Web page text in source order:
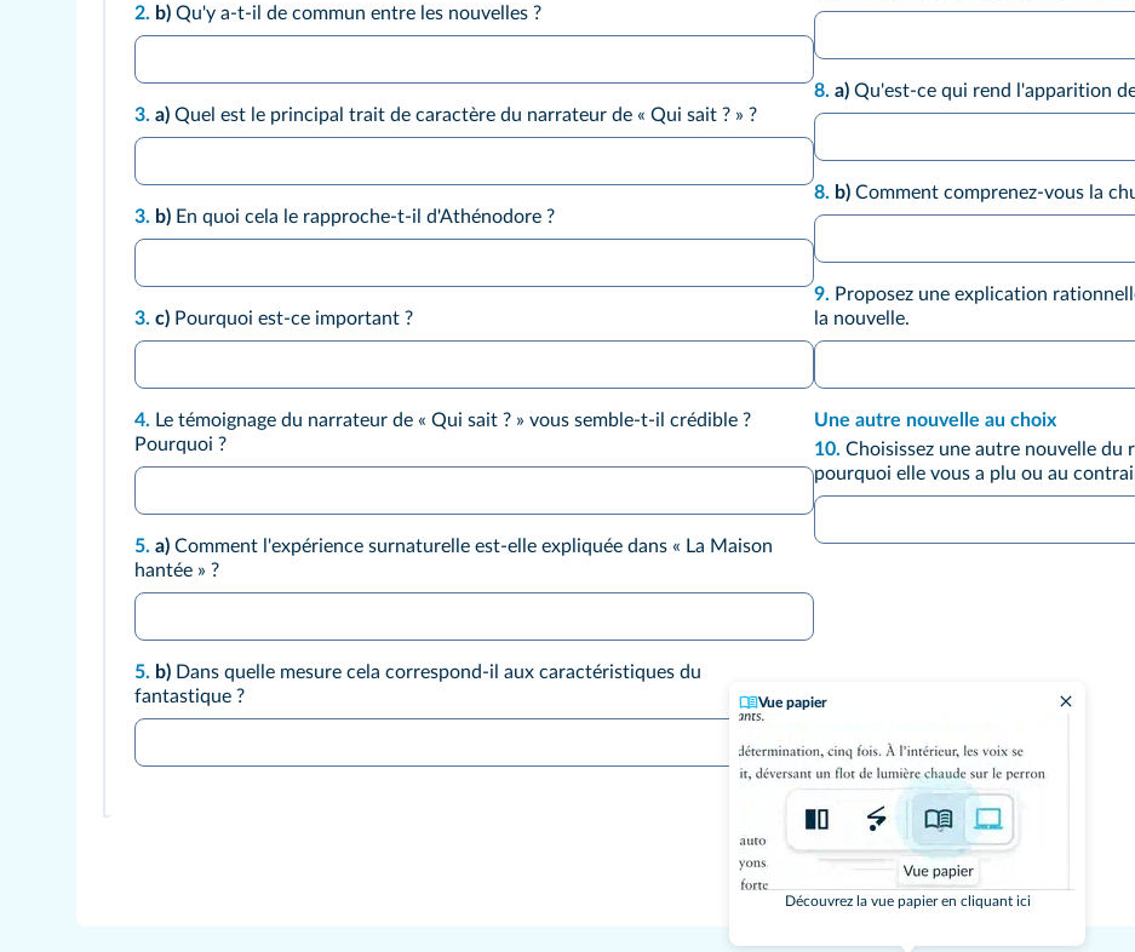
Vue papier
Découvrez la vue papier en cliquant ici
2. b) Qu'y a-t-il de commun entre les nouvelles ?
3. a) Quel est le principal trait de caractère du narrateur de « Qui sait ? » ?
3. b) En quoi cela le rapproche-t-il d'Athénodore ?
3. c) Pourquoi est-ce important ?
4. Le témoignage du narrateur de « Qui sait ? » vous semble-t-il crédible ?
Pourquoi ?
5. a) Comment l'expérience surnaturelle est-elle expliquée dans « La Maison
hantée » ?
5. b) Dans quelle mesure cela correspond-il aux caractéristiques du
fantastique ?
8. a) Qu'est-ce qui rend l'apparition
8. b) Comment comprenez-vous la
9. Proposez une explication
la nouvelle.
Une autre nouvelle au choix
10. Choisissez une autre nouvelle du
pourquoi elle vous a plu ou au